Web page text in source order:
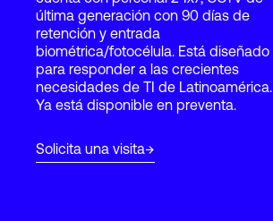
Login
última generación con 90 días de
retención y entrada
biométrica/fotocélula. Está diseñado
para responder a las crecientes
necesidades de TI de Latinoamérica.
Ya está disponible en preventa.
Solicita una visita